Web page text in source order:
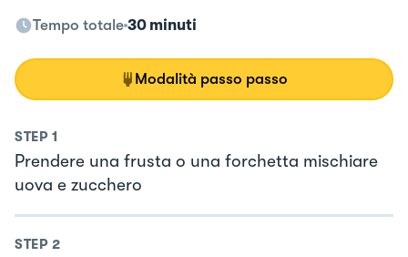
Tempo totale 30 minuti
Modalità passo passo
STEP 1
Prendere una frusta o una forchetta mischiare
uova e zucchero
STEP 2